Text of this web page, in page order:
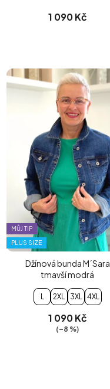
1 090 Kč
MŮJ TIP
PLUS SIZE
Džínová bunda M´Sara
tmavší modrá
L 2XL 3XL 4XL
1 090 Kč
(–8 %)